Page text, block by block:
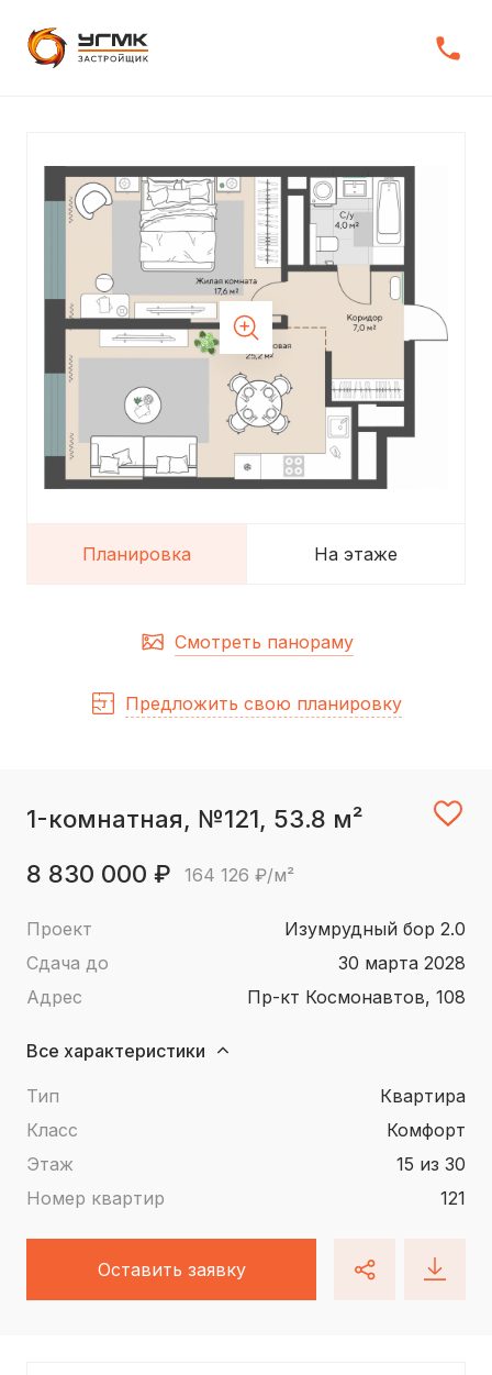
Планировка На этаже
Смотреть панораму
Предложить свою планировку
1-комнатная, №121, 53.8 м²
8 830 000 ₽
164 126 ₽/м²
Проект
Изумрудный бор 2.0
Сдача до
30 марта 2028
Адрес
пр-кт Космонавтов, 108
Все характеристики
Тип
квартира
Класс
Комфорт
Этаж
15 из 30
Номер квартир
121
Оставить заявку